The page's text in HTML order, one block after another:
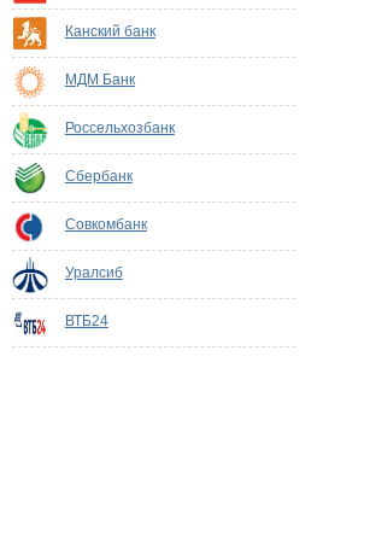
Канский банк
МДМ Банк
Россельхозбанк
Сбербанк
Совкомбанк
Уралсиб
ВТБ24